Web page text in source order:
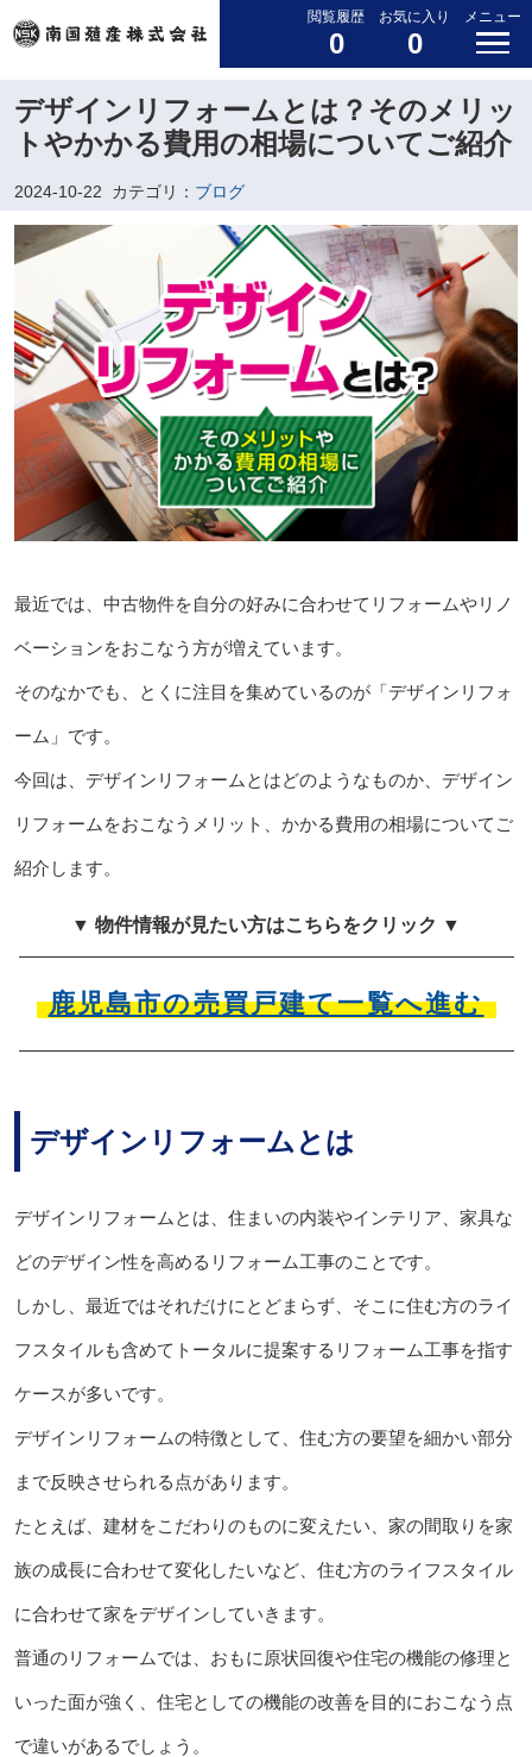
閲覧履歴
0
お気に入り
0
メニュー
デザインリフォームとは？そのメリッ
トやかかる費用の相場についてご紹介
2024-10-22 カテゴリ： ブログ
最近では、中古物件を自分の好みに合わせてリフォームやリノ
ベーションをおこなう方が増えています。
そのなかでも、とくに注目を集めているのが「デザインリフォ
ーム」です。
今回は、デザインリフォームとはどのようなものか、デザイン
リフォームをおこなうメリット、かかる費用の相場についてご
紹介します。
▼ 物件情報が見たい方はこちらをクリック ▼
鹿児島市の売買戸建て一覧へ進む
デザインリフォームとは
デザインリフォームとは、住まいの内装やインテリア、家具な
どのデザイン性を高めるリフォーム工事のことです。
しかし、最近ではそれだけにとどまらず、そこに住む方のライ
フスタイルも含めてトータルに提案するリフォーム工事を指す
ケースが多いです。
デザインリフォームの特徴として、住む方の要望を細かい部分
まで反映させられる点があります。
たとえば、建材をこだわりのものに変えたい、家の間取りを家
族の成長に合わせて変化したいなど、住む方のライフスタイル
に合わせて家をデザインしていきます。
普通のリフォームでは、おもに原状回復や住宅の機能の修理と
いった面が強く、住宅としての機能の改善を目的におこなう点
で違いがあるでしょう。